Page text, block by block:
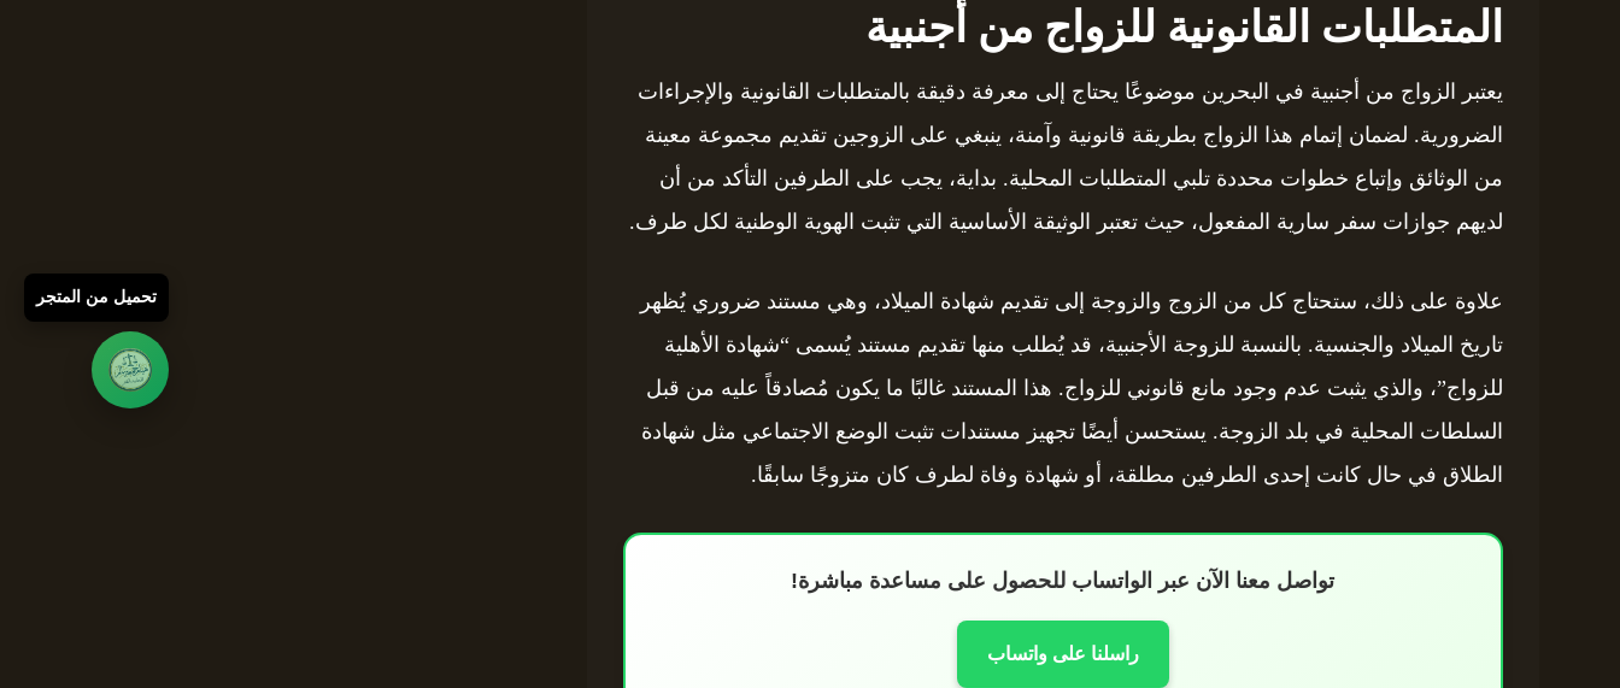
المتطلبات القانونية للزواج من أجنبية
يعتبر الزواج من أجنبية في البحرين موضوعًا يحتاج إلى معرفة دقيقة بالمتطلبات القانونية والإجراءات
الضرورية. لضمان إتمام هذا الزواج بطريقة قانونية وآمنة، ينبغي على الزوجين تقديم مجموعة معينة
من الوثائق وإتباع خطوات محددة تلبي المتطلبات المحلية. بداية، يجب على الطرفين التأكد من أن
لديهم جوازات سفر سارية المفعول، حيث تعتبر الوثيقة الأساسية التي تثبت الهوية الوطنية لكل طرف.
علاوة على ذلك، ستحتاج كل من الزوج والزوجة إلى تقديم شهادة الميلاد، وهي مستند ضروري يُظهر
تاريخ الميلاد والجنسية. بالنسبة للزوجة الأجنبية، قد يُطلب منها تقديم مستند يُسمى “شهادة الأهلية
للزواج”، والذي يثبت عدم وجود مانع قانوني للزواج. هذا المستند غالبًا ما يكون مُصادقاً عليه من قبل
السلطات المحلية في بلد الزوجة. يستحسن أيضًا تجهيز مستندات تثبت الوضع الاجتماعي مثل شهادة
الطلاق في حال كانت إحدى الطرفين مطلقة، أو شهادة وفاة لطرف كان متزوجًا سابقًا.
تواصل معنا الآن عبر الواتساب للحصول على مساعدة مباشرة!
راسلنا على واتساب
تحميل من المتجر